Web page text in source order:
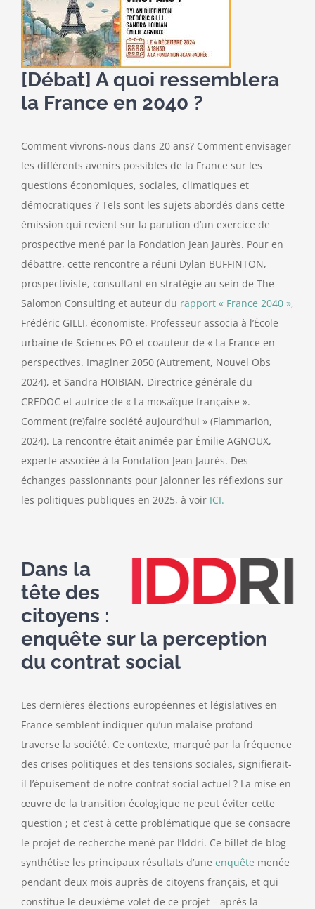
[Débat] A quoi ressemblera
la France en 2040 ?
Comment vivrons-nous dans 20 ans? Comment envisager
les différents avenirs possibles de la France sur les
questions économiques, sociales, climatiques et
démocratiques ? Tels sont les sujets abordés dans cette
émission qui revient sur la parution d’un exercice de
prospective mené par la Fondation Jean Jaurès. Pour en
débattre, cette rencontre a réuni Dylan BUFFINTON,
prospectiviste, consultant en stratégie au sein de The
Salomon Consulting et auteur du rapport « France 2040 »,
Frédéric GILLI, économiste, Professeur associa à l’École
urbaine de Sciences PO et coauteur de « La France en
perspectives. Imaginer 2050 (Autrement, Nouvel Obs
2024), et Sandra HOIBIAN, Directrice générale du
CREDOC et autrice de « La mosaïque française ».
Comment (re)faire société aujourd’hui » (Flammarion,
2024). La rencontre était animée par Émilie AGNOUX,
experte associée à la Fondation Jean Jaurès. Des
échanges passionnants pour jalonner les réflexions sur
les politiques publiques en 2025, à voir ICI.
Dans la
tête des
citoyens :
enquête sur la perception
du contrat social
Les dernières élections européennes et législatives en
France semblent indiquer qu’un malaise profond
traverse la société. Ce contexte, marqué par la fréquence
des crises politiques et des tensions sociales, signifierait-
il l’épuisement de notre contrat social actuel ? La mise en
œuvre de la transition écologique ne peut éviter cette
question ; et c’est à cette problématique que se consacre
le projet de recherche mené par l’Iddri. Ce billet de blog
synthétise les principaux résultats d’une enquête menée
pendant deux mois auprès de citoyens français, et qui
constitue le deuxième volet de ce projet – après la